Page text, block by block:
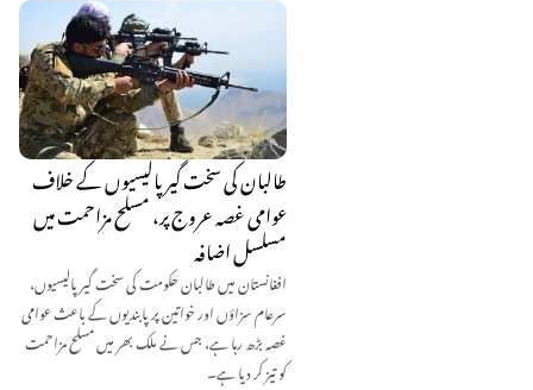
طالبان کی سخت گیر پالیسیوں کے خلاف
عوامی غصہ عروج پر، مسلح مزاحمت میں
مسلسل اضافہ
افغانستان میں طالبان حکومت کی سخت گیر پالیسیوں،
سرعام سزاؤں اور خواتین پر پابندیوں کے باعث عوامی
غصہ بڑھ رہا ہے، جس نے ملک بھر میں مسلح مزاحمت
کو تیز کر دیا ہے۔